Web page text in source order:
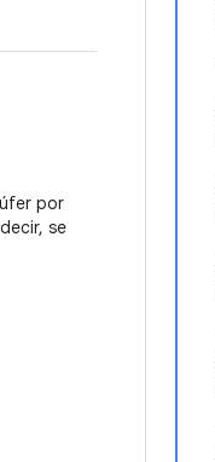
por
se